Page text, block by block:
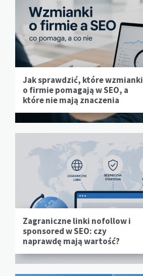
Jak sprawdzić, które wzmianki
o firmie pomagają w SEO, a
które nie mają znaczenia
Zagraniczne linki nofollow i
sponsored w SEO: czy
naprawdę mają wartość?